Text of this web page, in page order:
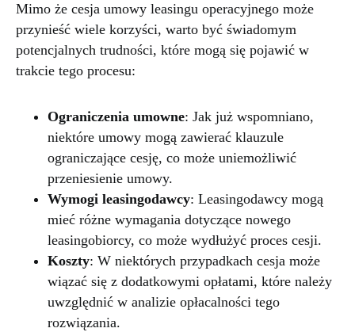
Mimo że cesja umowy leasingu operacyjnego może
przynieść wiele korzyści, warto być świadomym
potencjalnych trudności, które mogą się pojawić w
trakcie tego procesu:
Ograniczenia umowne: Jak już wspomniano,
niektóre umowy mogą zawierać klauzule
ograniczające cesję, co może uniemożliwić
przeniesienie umowy.
Wymogi leasingodawcy: Leasingodawcy mogą
mieć różne wymagania dotyczące nowego
leasingobiorcy, co może wydłużyć proces cesji.
Koszty: W niektórych przypadkach cesja może
wiązać się z dodatkowymi opłatami, które należy
uwzględnić w analizie opłacalności tego
rozwiązania.